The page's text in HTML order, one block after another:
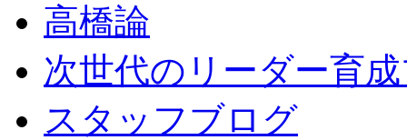
高橋論
次世代のリーダー育
スタッフブログ